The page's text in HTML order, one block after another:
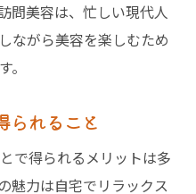
問美容は、忙しい現代人
ながら美容を楽しむため
られること
で得られるメリットは多
魅力は自宅でリラックス